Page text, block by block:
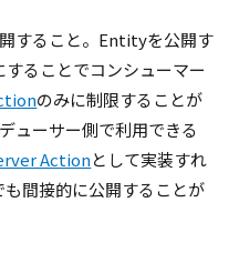
すること。Entityを公開す
ることでコンシューマー
のみに制限することが
ューサー側で利用できる
Actionとして実装すれ
間接的に公開することが